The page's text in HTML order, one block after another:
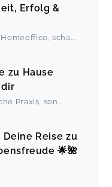
Erfolg &
scha ...
zu Hause
Praxis, son ...
Reise zu
🌟🌺